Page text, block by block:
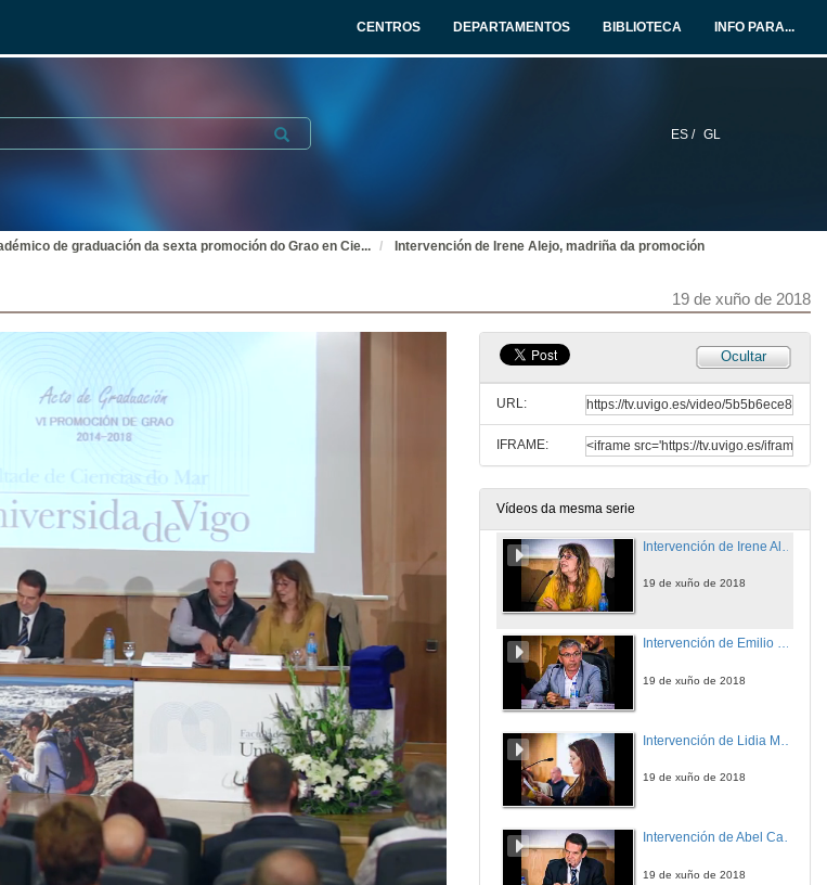
CENTROS DEPARTAMENTOS BIBLIOTECA INFO PARA...
ES / GL
Submit
de graduación da sexta promoción do Grao en Cie... Intervención de Irene Alejo, madriña da promoción
19 de xuño de 2018
Ocultar
URL:
IFRAME:
Vídeos da mesma serie
Acto Académico de Graduación da Sexta Promoción do Grao en Ciencias do Mar 2014-2018
19 de xuño de 2018
Intervención de Ana Bernabeu, decana da Facultade de Ciencias del Mar
Intervención de Jorge de los Bueis, presidente da Asociación de Oceanógrafoa
19 de xuño de 2018
19 de xuño de 2018
Intervención de Emilio Fernández, padriño da promoción
19 de xuño de 2018
19 de xuño de 2018
Intervención de Abel Caballero, Alcalde de Vigo
19 de xuño de 2018